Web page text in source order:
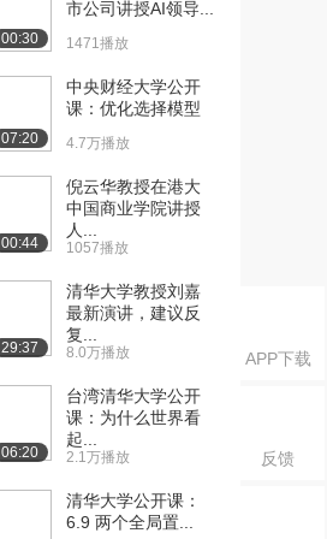
APP下载
反馈
00:30
市公司讲授AI领导...
1471播放
07:20
中央财经大学公开
课：优化选择模型
4.7万播放
00:44
倪云华教授在港大
中国商业学院讲授
人...
1057播放
29:37
清华大学教授刘嘉
最新演讲，建议反
复...
8.0万播放
06:20
台湾清华大学公开
课：为什么世界看
起...
2.1万播放
清华大学公开课：
6.9 两个全局置...